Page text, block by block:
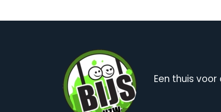
Een thuis